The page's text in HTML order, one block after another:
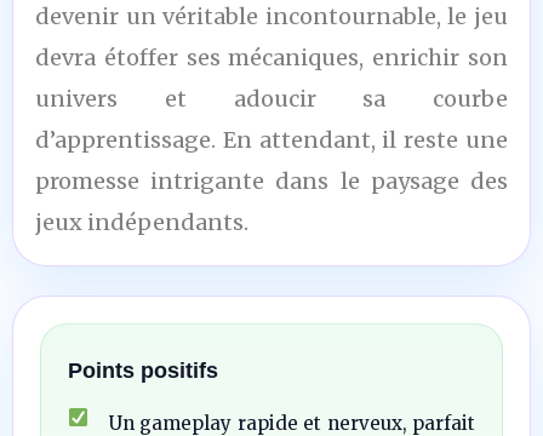
devenir un véritable incontournable, le jeu
devra étoffer ses mécaniques, enrichir son
univers et adoucir sa courbe
d’apprentissage. En attendant, il reste une
promesse intrigante dans le paysage des
jeux indépendants.
Points positifs
Un gameplay rapide et nerveux, parfait